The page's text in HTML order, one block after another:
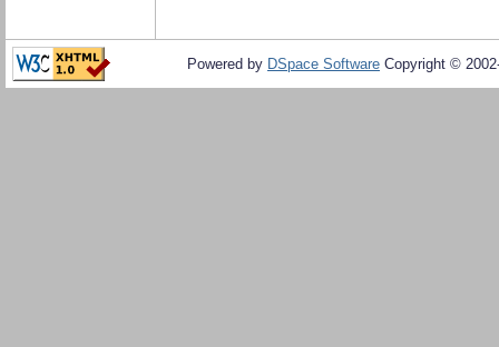
Powered by DSpace Software Copyright ©